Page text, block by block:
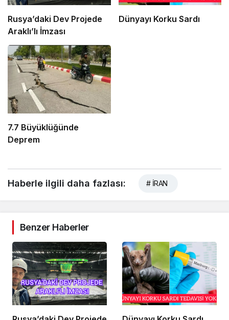
Rusya’daki Dev Projede
Araklı’lı İmzası
Dünyayı Korku Sardı
7.7 Büyüklüğünde
Deprem
Haberle ilgili daha fazlası: # İRAN
Benzer Haberler